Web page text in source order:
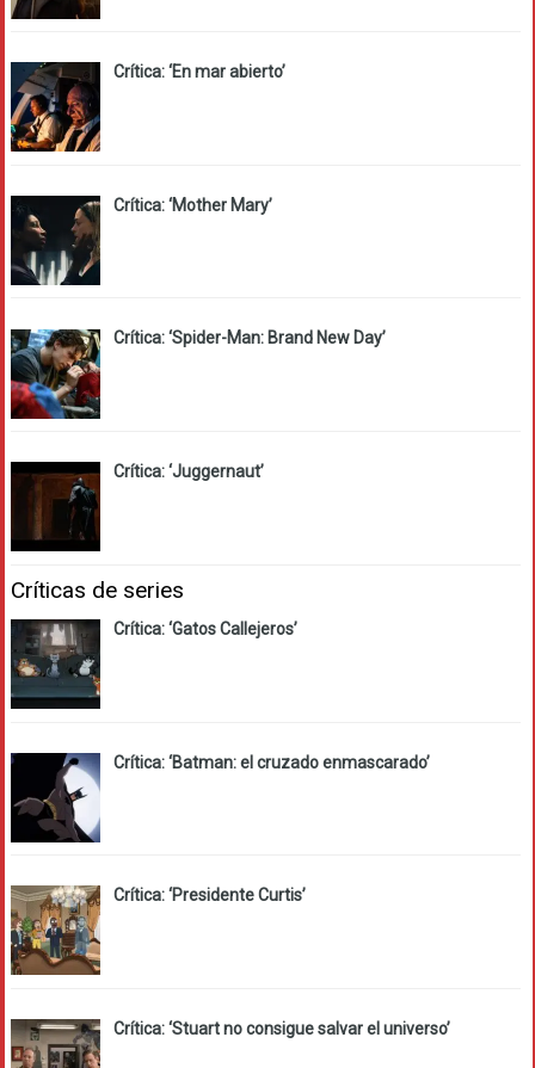
Crítica: ‘En mar abierto’
Crítica: ‘Mother Mary’
Crítica: ‘Spider-Man: Brand New Day’
Crítica: ‘Juggernaut’
Críticas de series
Crítica: ‘Gatos Callejeros’
Crítica: ‘Batman: el cruzado enmascarado’
Crítica: ‘Presidente Curtis’
Crítica: ‘Stuart no consigue salvar el universo’